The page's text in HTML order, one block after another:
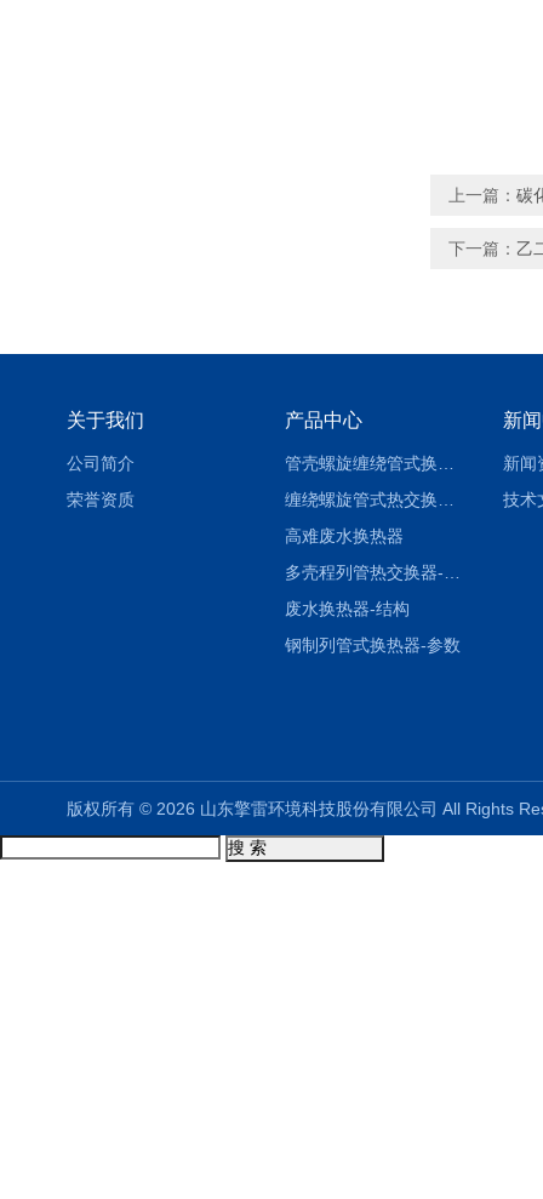
上一篇： 碳
下一篇： 乙
关于我们
公司简介
荣誉资质
产品中心
高难废水换热器
废水换热器-结构
钢制列管式换热器-参数
新
新闻
技术
版权所有 © 2026 山东擎雷环境科技股份有限公司 All